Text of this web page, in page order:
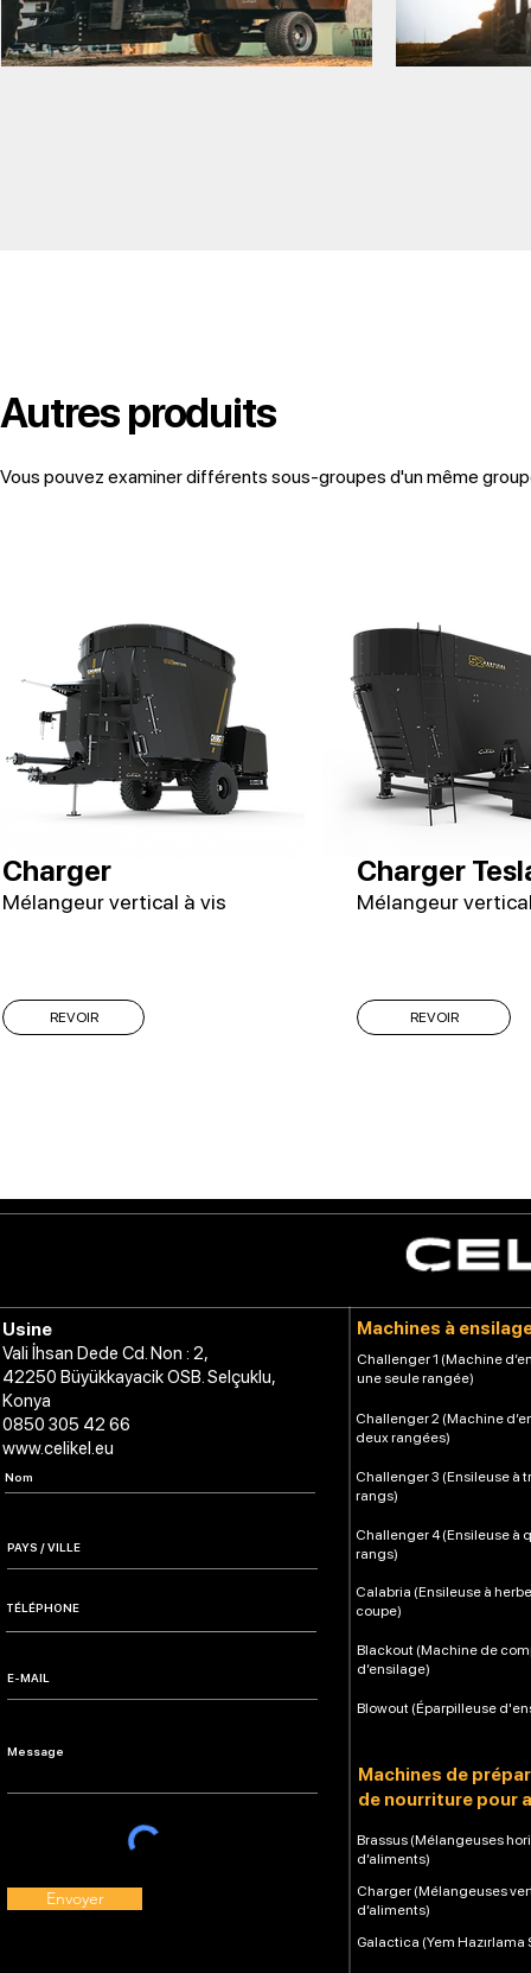
Autres produits
Vous pouvez examiner différents sous-groupes d'un même
Charger
Mélangeur vertical à vis
REVOIR
Charger
Mélangeur
REVOIR
Usine
Vali İhsan Dede Cd. Non : 2,
42250 Büyükkayacik OSB. Selçuklu,
Konya
0850 305 42 66
www.celikel.eu
Envoyer
Machines à
Challenger 1 (Machine
une seule rangée)
Challenger 2 (Machine
deux rangées)
Calabria (Ensileuse à
coupe)
Blackout (Machine de
d’ensilage)
Blowout (Éparpilleuse
Machines de
de nourriture pour
Challenger 4 (Ensileuse à
rangs)
Challenger 3 (Ensileuse à
rangs)
Brassus (Mélangeuses
d’aliments)
Charger (Mélangeuses
d’aliments)
Galactica (Yem Hazırlama